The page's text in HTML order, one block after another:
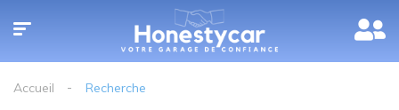
Accueil Recherche